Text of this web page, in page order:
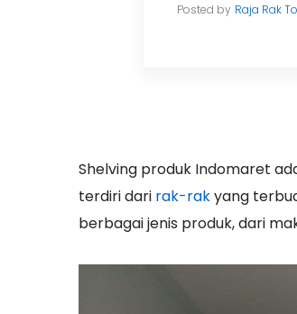
Posted by Raja Rak
Shelving produk Indomaret
terdiri dari rak-rakyang
berbagai jenis produk, dari